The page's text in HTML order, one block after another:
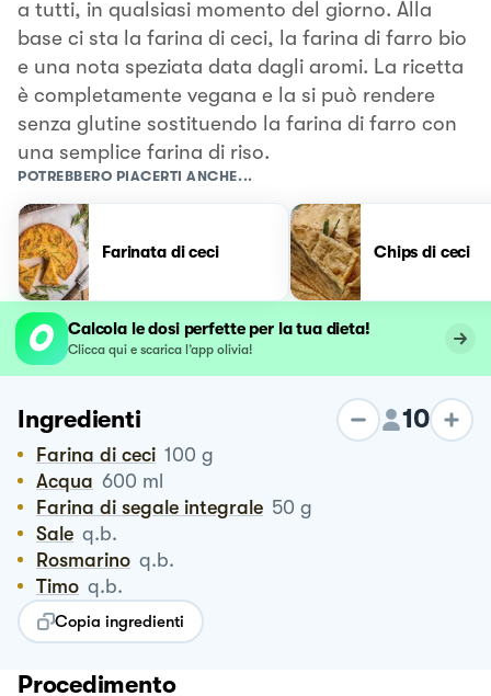
a tutti, in qualsiasi momento del giorno. Alla
base ci sta la farina di ceci, la farina di farro bio
e una nota speziata data dagli aromi. La ricetta
è completamente vegana e la si può rendere
senza glutine sostituendo la farina di farro con
una semplice farina di riso.
POTREBBERO PIACERTI ANCHE...
Farinata di ceci Chips di ceci
Calcola le dosi perfette per la tua dieta!
Clicca qui e scarica l’app olivia!
Ingredienti 10
Farina di ceci 100 g
Acqua 600 ml
Farina di segale integrale 50 g
Sale q.b.
Rosmarino q.b.
Timo q.b.
Copia ingredienti
Procedimento